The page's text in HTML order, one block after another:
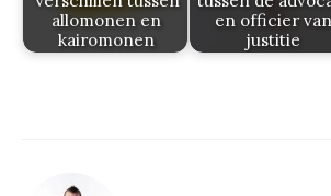
allomonen en
kairomonen
en officier van
justitie